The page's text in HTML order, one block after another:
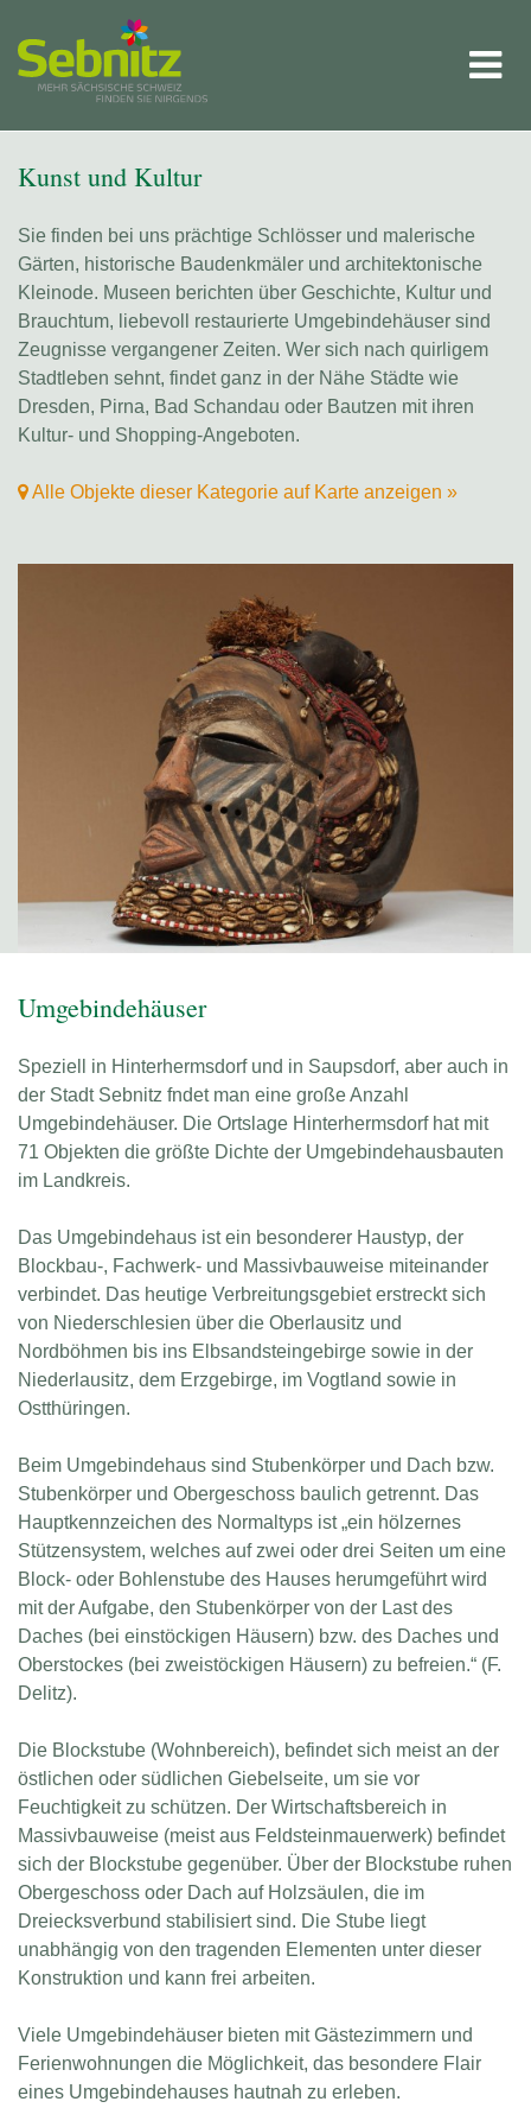
Kunst und Kultur
Sie finden bei uns prächtige Schlösser und malerische
Gärten, historische Baudenkmäler und architektonische
Kleinode. Museen berichten über Geschichte, Kultur und
Brauchtum, liebevoll restaurierte Umgebindehäuser sind
Zeugnisse vergangener Zeiten. Wer sich nach quirligem
Stadtleben sehnt, findet ganz in der Nähe Städte wie
Dresden, Pirna, Bad Schandau oder Bautzen mit ihren
Kultur- und Shopping-Angeboten.
Alle Objekte dieser Kategorie auf Karte anzeigen »
Umgebindehäuser
Speziell in Hinterhermsdorf und in Saupsdorf, aber auch in
der Stadt Sebnitz fndet man eine große Anzahl
Umgebindehäuser. Die Ortslage Hinterhermsdorf hat mit
71 Objekten die größte Dichte der Umgebindehausbauten
im Landkreis.
Das Umgebindehaus ist ein besonderer Haustyp, der
Blockbau-, Fachwerk- und Massivbauweise miteinander
verbindet. Das heutige Verbreitungsgebiet erstreckt sich
von Niederschlesien über die Oberlausitz und
Nordböhmen bis ins Elbsandsteingebirge sowie in der
Niederlausitz, dem Erzgebirge, im Vogtland sowie in
Ostthüringen.
Beim Umgebindehaus sind Stubenkörper und Dach bzw.
Stubenkörper und Obergeschoss baulich getrennt. Das
Hauptkennzeichen des Normaltyps ist „ein hölzernes
Stützensystem, welches auf zwei oder drei Seiten um eine
Block- oder Bohlenstube des Hauses herumgeführt wird
mit der Aufgabe, den Stubenkörper von der Last des
Daches (bei einstöckigen Häusern) bzw. des Daches und
Oberstockes (bei zweistöckigen Häusern) zu befreien.“ (F.
Delitz).
Die Blockstube (Wohnbereich), befindet sich meist an der
östlichen oder südlichen Giebelseite, um sie vor
Feuchtigkeit zu schützen. Der Wirtschaftsbereich in
Massivbauweise (meist aus Feldsteinmauerwerk) befindet
sich der Blockstube gegenüber. Über der Blockstube ruhen
Obergeschoss oder Dach auf Holzsäulen, die im
Dreiecksverbund stabilisiert sind. Die Stube liegt
unabhängig von den tragenden Elementen unter dieser
Konstruktion und kann frei arbeiten.
Viele Umgebindehäuser bieten mit Gästezimmern und
Ferienwohnungen die Möglichkeit, das besondere Flair
eines Umgebindehauses hautnah zu erleben.